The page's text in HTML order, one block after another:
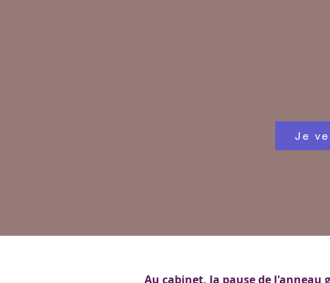
Je
Au cabinet, la pause de l'anneau